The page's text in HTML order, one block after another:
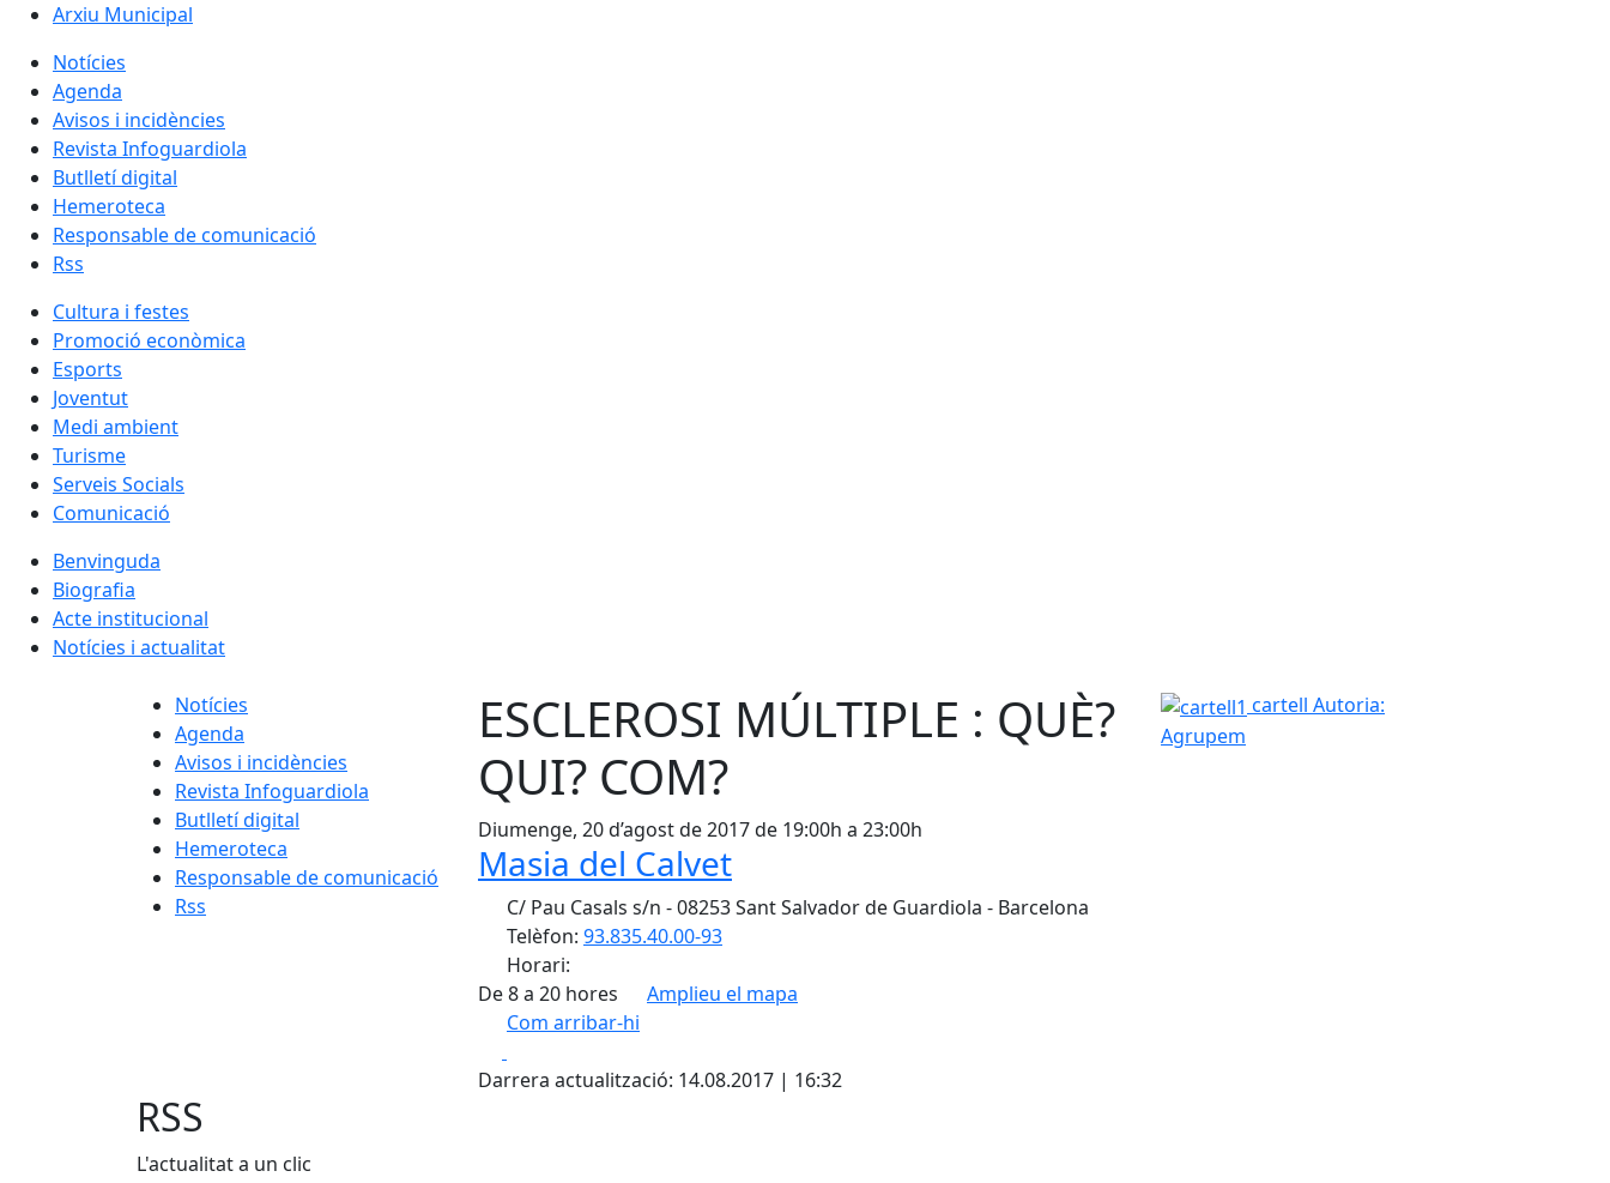
Arxiu Municipal
Notícies
Agenda
Avisos i incidències
Revista Infoguardiola
Butlletí digital
Hemeroteca
Responsable de comunicació
Rss
Cultura i festes
Promoció econòmica
Esports
Joventut
Medi ambient
Turisme
Serveis Socials
Comunicació
Benvinguda
Biografia
Acte institucional
Notícies i actualitat
Notícies
Agenda
Avisos i incidències
Revista Infoguardiola
Butlletí digital
Hemeroteca
Responsable de comunicació
Rss
ESCLEROSI MÚLTIPLE : QUÈ?
QUI? COM?
Diumenge, 20 d’agost de 2017 de 19:00h a 23:00h
Masia del Calvet
C/ Pau Casals s/n - 08253 Sant Salvador de Guardiola - Barcelona
Telèfon: 93.835.40.00-93
Horari:
De 8 a 20 hores
Amplieu el mapa
Com arribar-hi
+
Darrera actualització: 14.08.2017 | 16:32
cartell1 cartell Autoria:
Agrupem
RSS
L'actualitat a un clic